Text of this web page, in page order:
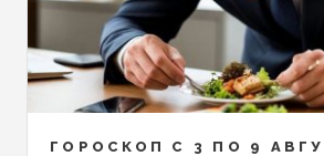
ГОРОСКОП С 3 ПО 9